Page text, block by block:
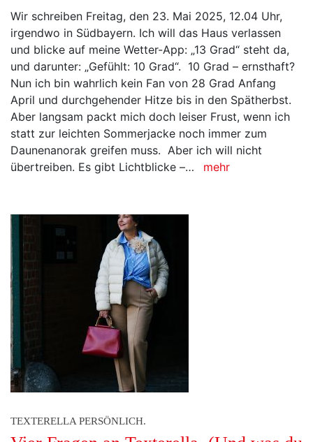
Wir schreiben Freitag, den 23. Mai 2025, 12.04 Uhr,
irgendwo in Südbayern. Ich will das Haus verlassen
und blicke auf meine Wetter-App: „13 Grad“ steht da,
und darunter: „Gefühlt: 10 Grad“. 10 Grad – ernsthaft?
Nun ich bin wahrlich kein Fan von 28 Grad Anfang
April und durchgehender Hitze bis in den Spätherbst.
Aber langsam packt mich doch leiser Frust, wenn ich
statt zur leichten Sommerjacke noch immer zum
Daunenanorak greifen muss. Aber ich will nicht
übertreiben. Es gibt Lichtblicke –…
mehr
TEXTERELLA PERSÖNLICH.